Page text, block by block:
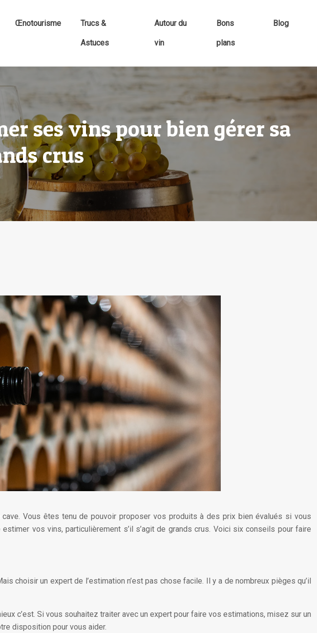
Œnotourisme Trucs &
Astuces
Autour du
vin
Bons
plans
Blog
ses vins pour bien gérer sa
crus
Vous êtes tenu de pouvoir proposer vos produits à des prix bien évalués si vous
vos vins, particulièrement s’il s’agit de grands crus. Voici six conseils pour faire
choisir un expert de l’estimation n’est pas chose facile. Il y a de nombreux pièges qu’il
c’est. Si vous souhaitez traiter avec un expert pour faire vos estimations, misez sur un
disposition pour vous aider.